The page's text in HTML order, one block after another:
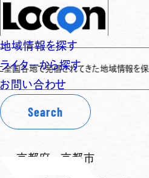
地域情報を探す
ライターから探す
お問い合わせ
Search
発信されてきた地域情報を保存・整理
京都府 -京都市